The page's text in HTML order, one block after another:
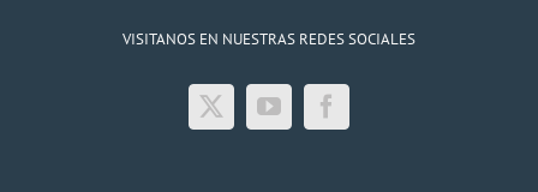
VISITANOS EN NUESTRAS REDES SOCIALES